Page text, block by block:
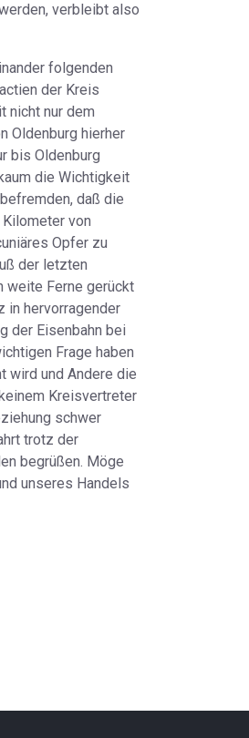
verbleibt also
folgenden
der Kreis
nicht nur dem
Oldenburg hierher
bis Oldenburg
die Wichtigkeit
daß die
von
Opfer zu
der letzten
weite Ferne gerückt
in hervorragender
der Eisenbahn bei
Frage haben
wird und Andere die
Kreisvertreter
schwer
trotz der
begrüßen. Möge
unseres Handels